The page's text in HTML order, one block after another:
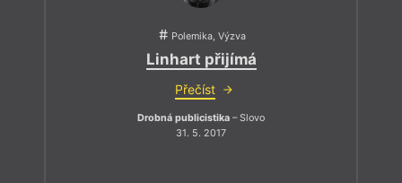
Polemika, Výzva
Linhart přijímá
Přečíst
Drobná publicistika – Slovo
31. 5. 2017